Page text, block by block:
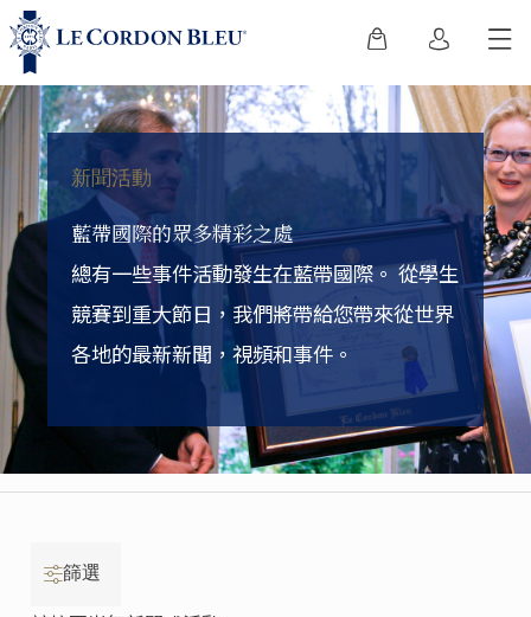
新聞活動
藍帶國際的眾多精彩之處
總有一些事件活動發生在藍帶國際。從學生
競賽到重大節日，我們將帶給您帶來從世界
各地的最新新聞，視頻和事件。
篩選